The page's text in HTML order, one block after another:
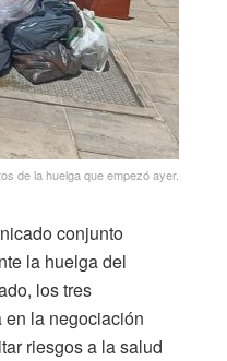
de la huelga que empezó ayer.
conjunto
la huelga del
los tres
en la negociación
riesgos a la salud